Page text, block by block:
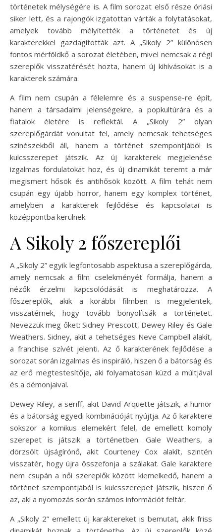
történetek mélységére is. A film sorozat első része óriási
siker lett, és a rajongók izgatottan várták a folytatásokat,
amelyek tovább mélyítették a történetet és új
karakterekkel gazdagították azt. A „Sikoly 2” különösen
fontos mérföldkő a sorozat életében, mivel nemcsak a régi
szereplők visszatérését hozta, hanem új kihívásokat is a
karakterek számára.
A film nem csupán a félelemre és a suspense-re épít,
hanem a társadalmi jelenségekre, a popkultúrára és a
fiatalok életére is reflektál. A „Sikoly 2” olyan
szereplőgárdát vonultat fel, amely nemcsak tehetséges
színészekből áll, hanem a történet szempontjából is
kulcsszerepet játszik. Az új karakterek megjelenése
izgalmas fordulatokat hoz, és új dinamikát teremt a már
megismert hősök és antihősök között. A film tehát nem
csupán egy újabb horror, hanem egy komplex történet,
amelyben a karakterek fejlődése és kapcsolatai is
középpontba kerülnek.
A Sikoly 2 főszereplői
A „Sikoly 2” egyik legfontosabb aspektusa a szereplőgárda,
amely nemcsak a film cselekményét formálja, hanem a
nézők érzelmi kapcsolódását is meghatározza. A
főszereplők, akik a korábbi filmben is megjelentek,
visszatérnek, hogy tovább bonyolítsák a történetet.
Nevezzük meg őket: Sidney Prescott, Dewey Riley és Gale
Weathers. Sidney, akit a tehetséges Neve Campbell alakít,
a franchise szívét jelenti. Az ő karakterének fejlődése a
sorozat során izgalmas és inspiráló, hiszen ő a bátorság és
az erő megtestesítője, aki folyamatosan küzd a múltjával
és a démonjaival.
Dewey Riley, a seriff, akit David Arquette játszik, a humor
és a bátorság egyedi kombinációját nyújtja. Az ő karaktere
sokszor a komikus elemekért felel, de emellett komoly
szerepet is játszik a történetben. Gale Weathers, a
dörzsölt újságírónő, akit Courteney Cox alakít, szintén
visszatér, hogy újra összefonja a szálakat. Gale karaktere
nem csupán a női szereplők között kiemelkedő, hanem a
történet szempontjából is kulcsszerepet játszik, hiszen ő
az, aki a nyomozás során számos információt feltár.
A „Sikoly 2” emellett új karaktereket is bemutat, akik friss